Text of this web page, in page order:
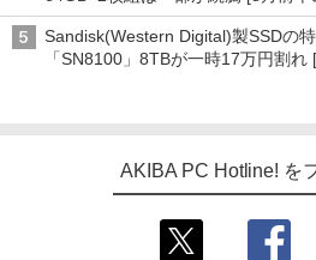
Sandisk(Western Digital)製SSDの
「SN8100」8TBが一時17万円割
AKIBA PC Hotline! を